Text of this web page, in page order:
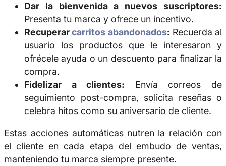
Dar la bienvenida a nuevos suscriptores:
Presenta tu marca y ofrece un incentivo.
Recuperarcarritos abandonados: Recuerda al
usuario los productos que le interesaron y
ofrécele ayuda o un descuento para finalizar la
compra.
Fidelizar a clientes: Envía correos de
seguimiento post-compra, solicita reseñas o
celebra hitos como su aniversario de cliente.
Estas acciones automáticas nutren la relación con
el cliente en cada etapa del embudo de ventas,
manteniendo tu marca siempre presente.